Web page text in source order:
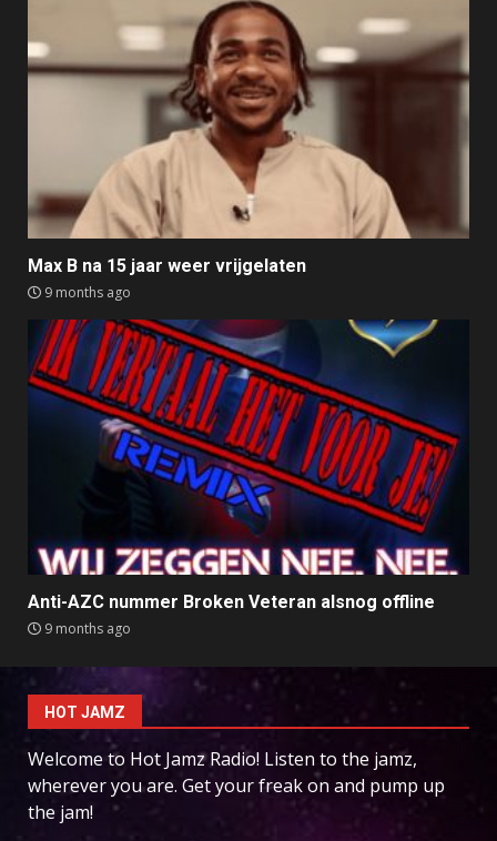
Max B na 15 jaar weer vrijgelaten
9 months ago
Anti-AZC nummer Broken Veteran alsnog offline
9 months ago
HOT JAMZ
Welcome to Hot Jamz Radio! Listen to the jamz,
wherever you are. Get your freak on and pump up
the jam!